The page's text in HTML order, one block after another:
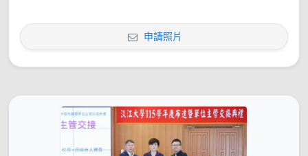
申請照片